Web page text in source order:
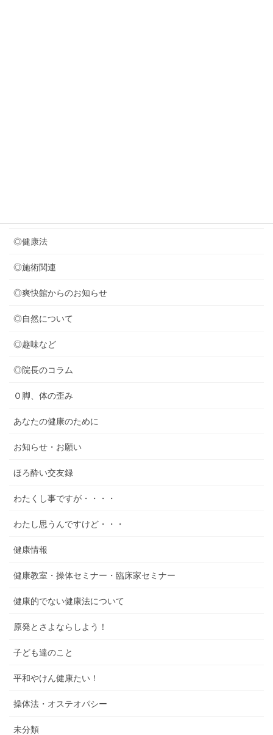
◎健康法
◎施術関連
◎爽快館からのお知らせ
◎自然について
◎趣味など
◎院長のコラム
Ｏ脚、体の歪み
あなたの健康のために
お知らせ・お願い
ほろ酔い交友録
わたくし事ですが・・・・
わたし思うんですけど・・・
健康情報
健康教室・操体セミナー・臨床家セミナー
健康的でない健康法について
原発とさよならしよう！
子ども達のこと
平和やけん健康たい！
操体法・オステオパシー
未分類